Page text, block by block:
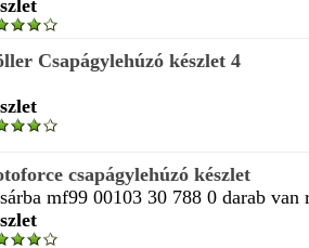
Csapágylehúzó készlet 4
csapágylehúzó készlet
mf99 00103 30 788 0 darab van